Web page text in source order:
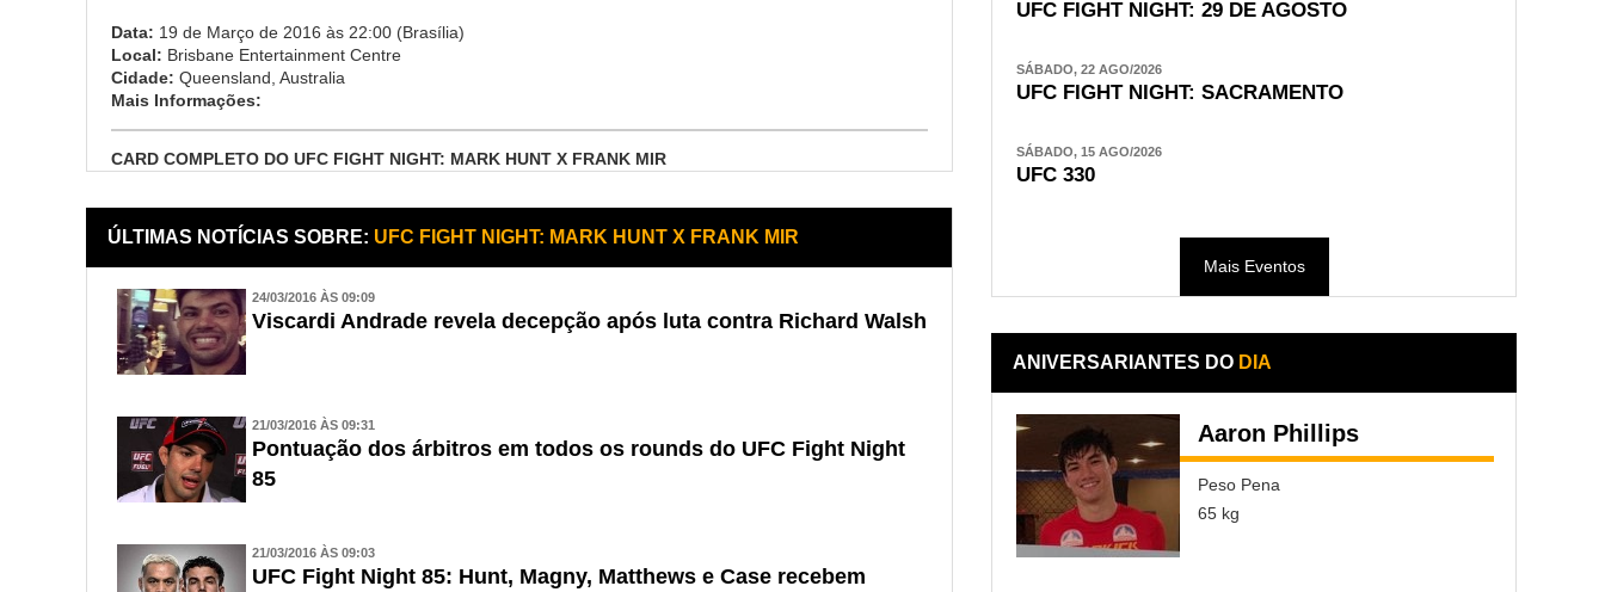
Data: 19 de Março de 2016 às 22:00 (Brasília)
Local: Brisbane Entertainment Centre
Cidade: Queensland, Australia
Mais Informações:
CARD COMPLETO DO UFC FIGHT NIGHT: MARK HUNT X FRANK MIR
ÚLTIMAS NOTÍCIAS SOBRE: UFC FIGHT NIGHT: MARK HUNT X FRANK MIR
24/03/2016 ÀS 09:09
Viscardi Andrade revela decepção após luta contra Richard Walsh
21/03/2016 ÀS 09:31
Pontuação dos árbitros em todos os rounds do UFC Fight Night
85
21/03/2016 ÀS 09:03
UFC Fight Night 85: Hunt, Magny, Matthews e Case recebem
UFC FIGHT NIGHT: 29 DE AGOSTO
SÁBADO, 22 AGO/2026
UFC FIGHT NIGHT: SACRAMENTO
SÁBADO, 15 AGO/2026
UFC 330
Mais Eventos
ANIVERSARIANTES DO DIA
Aaron Phillips
Peso Pena
65 kg